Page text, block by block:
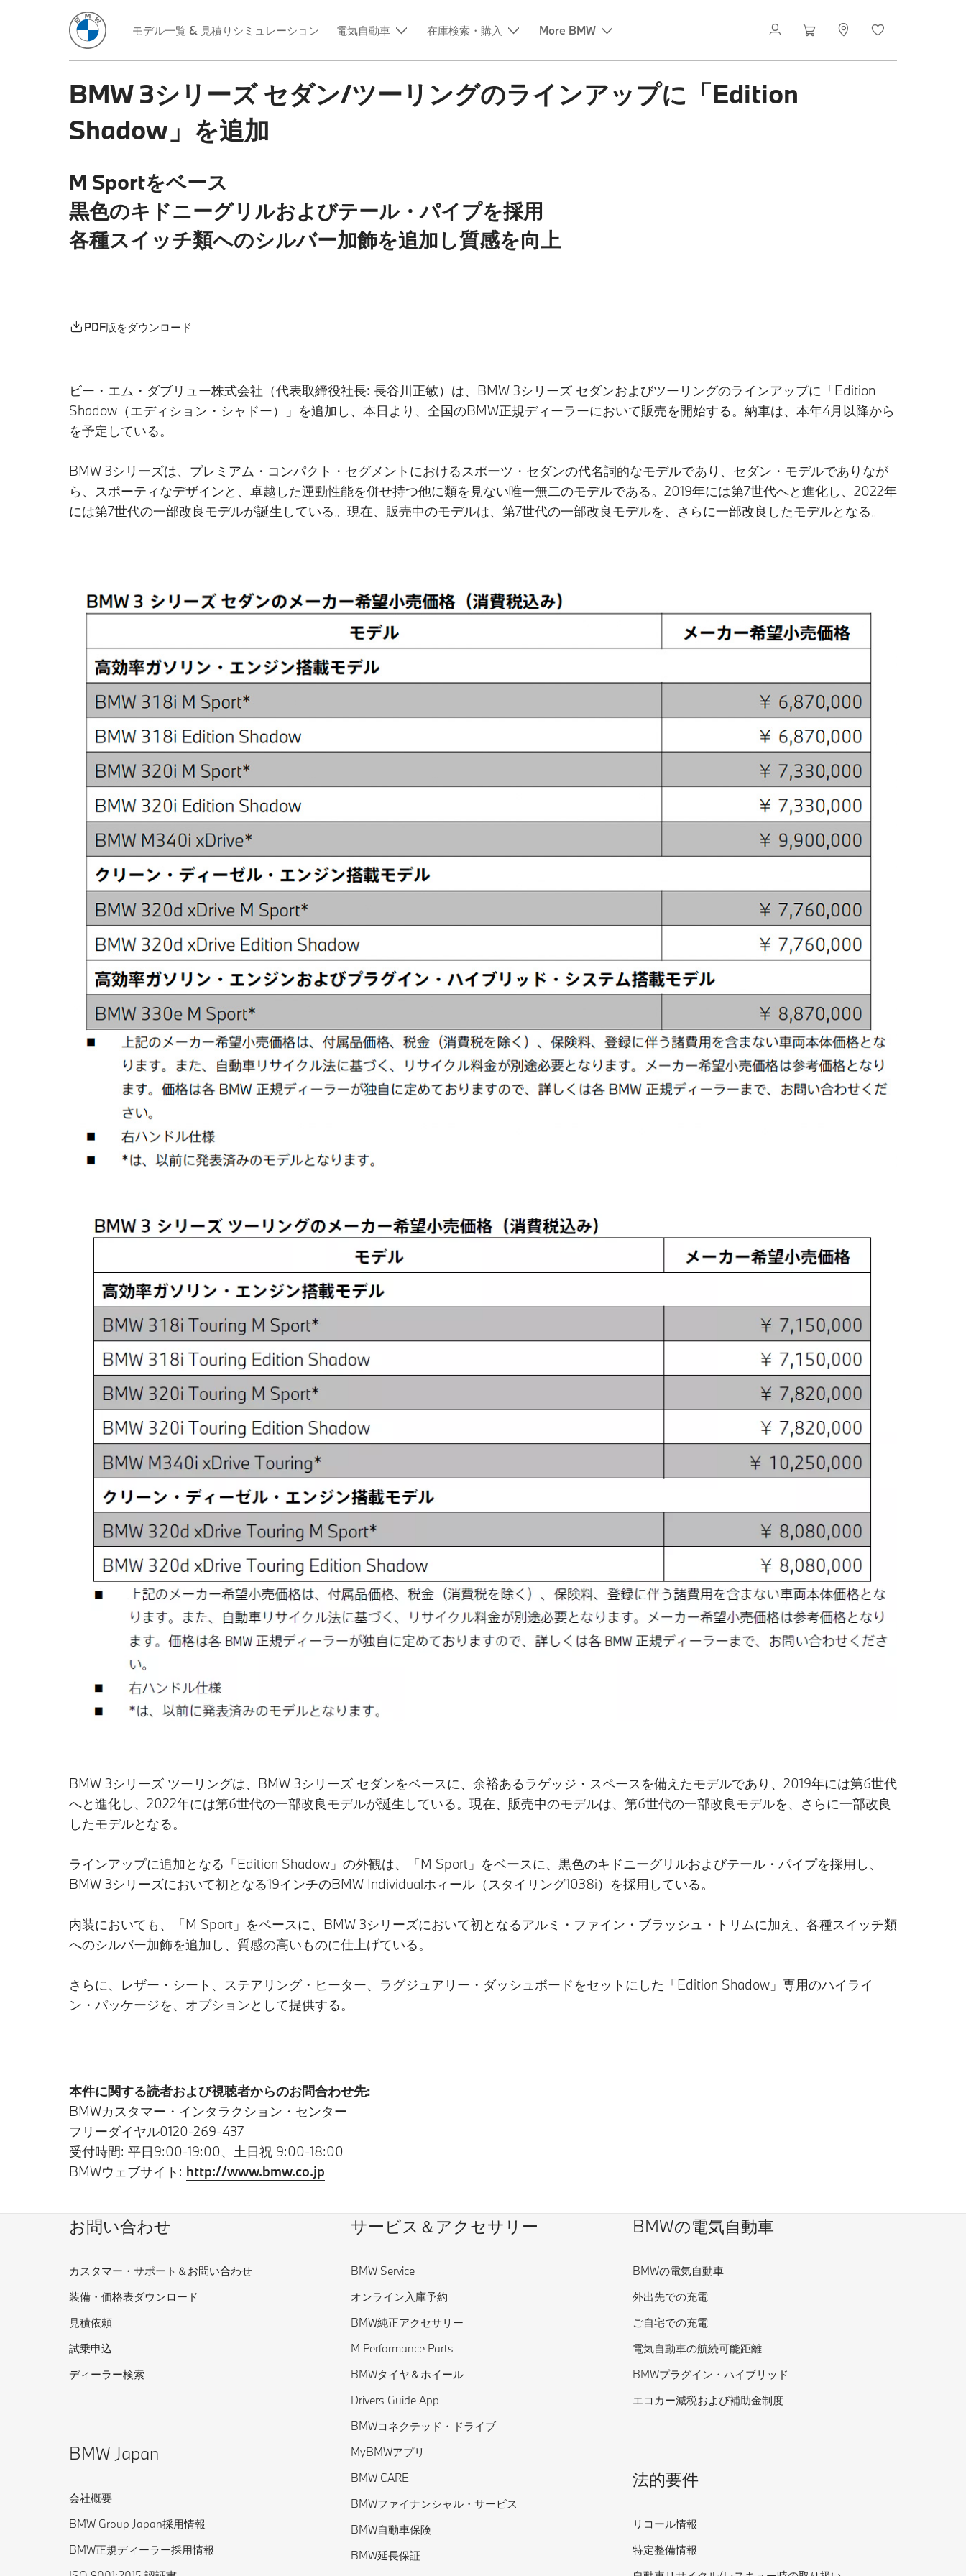
モデル一覧 & 見積りシミュレーション 電気自動車 在庫検索・購入 More BMW
BMW 3シリーズ セダン/ツーリングのラインアップに「Edition
Shadow」を追加
M Sportをベース
黒色のキドニーグリルおよびテール・パイプを採用
各種スイッチ類へのシルバー加飾を追加し質感を向上
PDF版をダウンロード
ビー・エム・ダブリュー株式会社（代表取締役社長: 長谷川正敏）は、BMW 3シリーズ セダンおよびツーリングのラインアップに「Edition
Shadow（エディション・シャドー）」を追加し、本日より、全国のBMW正規ディーラーにおいて販売を開始する。納車は、本年4月以降から
を予定している。
BMW 3シリーズは、プレミアム・コンパクト・セグメントにおけるスポーツ・セダンの代名詞的なモデルであり、セダン・モデルでありなが
ら、スポーティなデザインと、卓越した運動性能を併せ持つ他に類を見ない唯一無二のモデルである。2019年には第7世代へと進化し、2022年
には第7世代の一部改良モデルが誕生している。現在、販売中のモデルは、第7世代の一部改良モデルを、さらに一部改良したモデルとなる。
BMW 3シリーズ ツーリングは、BMW 3シリーズ セダンをベースに、余裕あるラゲッジ・スペースを備えたモデルであり、2019年には第6世代
へと進化し、2022年には第6世代の一部改良モデルが誕生している。現在、販売中のモデルは、第6世代の一部改良モデルを、さらに一部改良
したモデルとなる。
ラインアップに追加となる「Edition Shadow」の外観は、「M Sport」をベースに、黒色のキドニーグリルおよびテール・パイプを採用し、
BMW 3シリーズにおいて初となる19インチのBMW Individualホィール（スタイリング1038i）を採用している。
内装においても、「M Sport」をベースに、BMW 3シリーズにおいて初となるアルミ・ファイン・ブラッシュ・トリムに加え、各種スイッチ類
へのシルバー加飾を追加し、質感の高いものに仕上げている。
さらに、レザー・シート、ステアリング・ヒーター、ラグジュアリー・ダッシュボードをセットにした「Edition Shadow」専用のハイライ
ン・パッケージを、オプションとして提供する。
本件に関する読者および視聴者からのお問合わせ先:
BMWカスタマー・インタラクション・センター
フリーダイヤル0120-269-437
受付時間: 平日9:00-19:00、土日祝 9:00-18:00
BMWウェブサイト: http://www.bmw.co.jp
お問い合わせ
カスタマー・サポート＆お問い合わせ
装備・価格表ダウンロード
見積依頼
試乗申込
ディーラー検索
BMW Japan
会社概要
BMW Group Japan採用情報
BMW正規ディーラー採用情報
サービス＆アクセサリー
BMW Service
オンライン入庫予約
BMW純正アクセサリー
M Performance Parts
BMWタイヤ＆ホイール
Drivers Guide App
BMWコネクテッド・ドライブ
MyBMWアプリ
BMW CARE
BMWファイナンシャル・サービス
BMW自動車保険
BMW延長保証
BMWの電気自動車
BMWの電気自動車
外出先での充電
ご自宅での充電
電気自動車の航続可能距離
BMWプラグイン・ハイブリッド
エコカー減税および補助金制度
法的要件
リコール情報
特定整備情報